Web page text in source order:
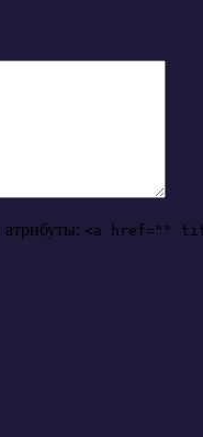
атрибуты: <a href=""